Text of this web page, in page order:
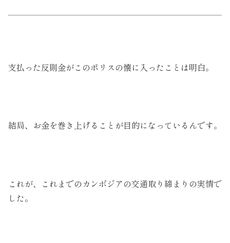
支払った反則金がこのポリスの懐に入ったことは明白。
結局、お金を巻き上げることが目的になっているんです。
これが、これまでのカンボジアの交通取り締まりの実情で
した。